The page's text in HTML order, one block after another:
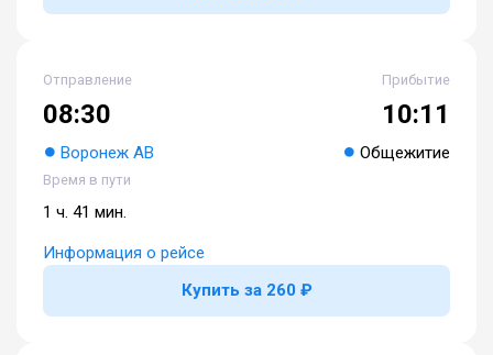
Отправление
08:30
Воронеж АВ
Прибытие
10:11
Общежитие
Время в пути
1 ч. 41 мин.
Информация о рейсе
Купить за 260 ₽